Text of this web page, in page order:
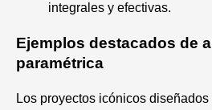
integrales y efectivas.
Ejemplos destacados de
paramétrica
Los proyectos icónicos